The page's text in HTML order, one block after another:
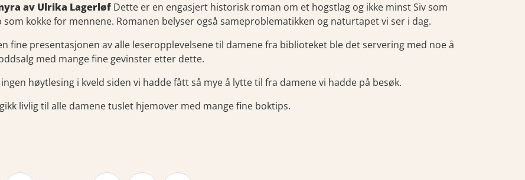
av Ulrika Lagerløf Dette er en engasjert historisk roman om et hogstlag og ikke minst Siv som
som kokke for mennene. Romanen belyser også sameproblematikken og naturtapet vi ser i dag.
fine presentasjonen av alle leseropplevelsene til damene fra biblioteket ble det servering med noe å
med mange fine gevinster etter dette.
høytlesing i kveld siden vi hadde fått så mye å lytte til fra damene vi hadde på besøk.
livlig til alle damene tuslet hjemover med mange fine boktips.